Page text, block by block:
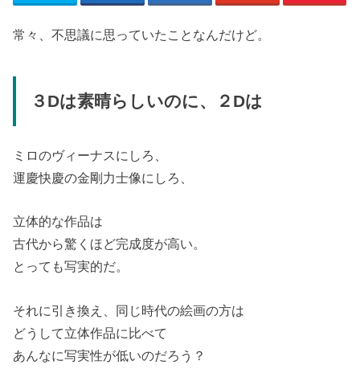
常々、不思議に思っていたことなんだけど。
３Dは素晴らしいのに、２Dは
ミロのヴィーナスにしろ、
運慶快慶の金剛力士像にしろ、
立体的な作品は
古代から驚くほど完成度が高い。
とっても写実的だ。
それに引き換え、同じ時代の絵画の方は
どうして立体作品に比べて
あんなに写実性が低いのだろう？